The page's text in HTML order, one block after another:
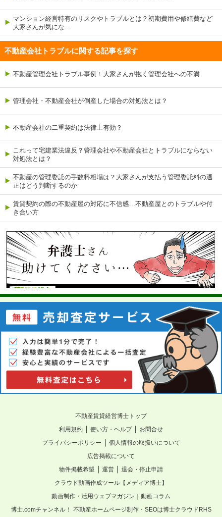
マンション経営特有のリスクやトラブルとは？初期費用や修繕費など
大家さんが気にな…
不動産会社トラブルに関する記事を探す
不動産管理会社トラブル事例！大家さんが抱く管理会社への不満
管理会社・不動産会社が倒産した場合の対処法とは？
不動産会社の二重契約は法律上有効？
これって宅建業法違反？管理会社や不動産会社とトラブルにならない
対処法とは？
不動産の管理委託の手数料相場は？大家さんが支払う管理委託料の適
正はどう判断するのか
賃貸契約の際の不動産屋の対応に不信感…不動産屋とのトラブルや付
き合い方
不動産賃貸経営博士トップ
利用規約 ｜ 使い方・ヘルプ｜ お問合せ
プライバシーポリシー ｜ 個人情報の取扱いについて
広告掲載について
物件掲載希望 ｜ 運営 ｜ 退会・停止申請
クラウド動画作成ツール【メディア博士】
動画制作・活用ウェブマガジン｜動画コラム
博士.comチャンネル！
不動産ホームページ制作・SEOは博士クラウドRHS